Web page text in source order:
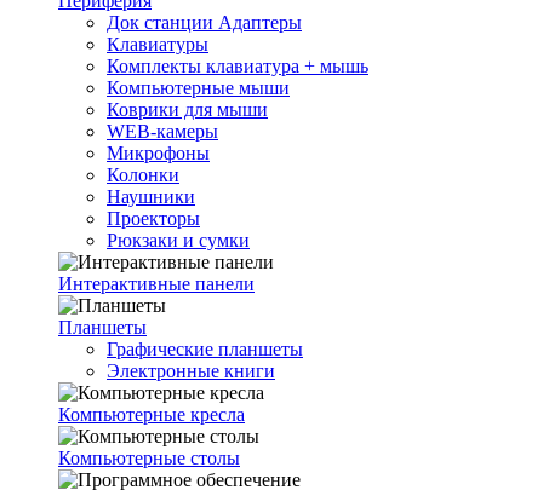
Док станции Адаптеры
Клавиатуры
Комплекты клавиатура + мышь
Компьютерные мыши
Коврики для мыши
WEB-камеры
Микрофоны
Колонки
Наушники
Проекторы
Рюкзаки и сумки
Интерактивные панели
Планшеты
Графические планшеты
Электронные книги
Компьютерные кресла
Компьютерные столы